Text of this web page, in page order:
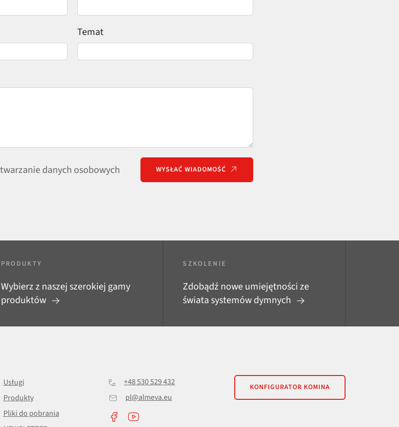
Temat
danych osobowych WYSŁAĆ WIADOMOŚĆ
PRODUKTY
Wybierz z naszej szerokiej gamy
produktów
SZKOLENIE
Zdobądź nowe umiejętności ze
świata systemów dymnych
Usługi
Produkty
Pliki do pobrania
+48 530 529 432
pl@almeva.eu
KONFIGURATOR KOMINA